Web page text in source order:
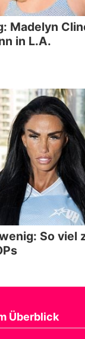
Madelyn
in L.A.
So viel
Überblick